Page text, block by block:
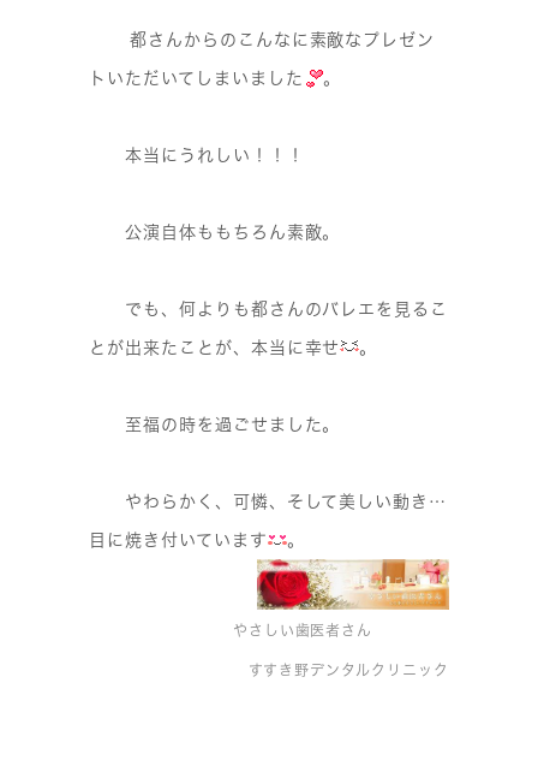
都さんからのこんなに素敵なプレゼン
トいただいてしまいました 。
本当にうれしい！！！
公演自体ももちろん素敵。
でも、何よりも都さんのバレエを見るこ
とが出来たことが、本当に幸せ 。
至福の時を過ごせました。
やわらかく、可憐、そして美しい動き…
目に焼き付いています 。
やさしい歯医者さん
すすき野デンタルクリニック